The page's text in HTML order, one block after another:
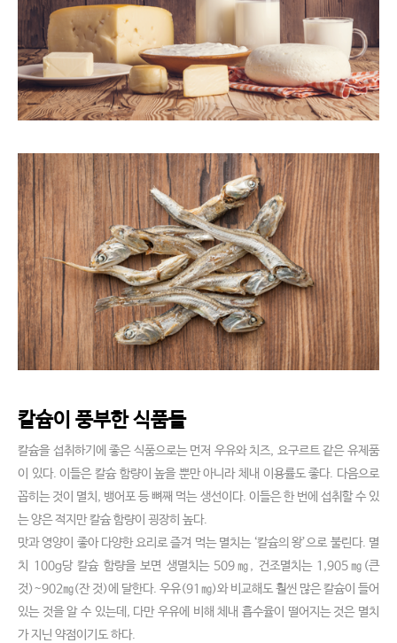
칼슘이 풍부한 식품들
칼슘을 섭취하기에 좋은 식품으로는 먼저 우유와 치즈, 요구르트 같은 유제품
이 있다. 이들은 칼슘 함량이 높을 뿐만 아니라 체내 이용률도 좋다. 다음으로
꼽히는 것이 멸치, 뱅어포 등 뼈째 먹는 생선이다. 이들은 한 번에 섭취할 수 있
는 양은 적지만 칼슘 함량이 굉장히 높다.
맛과 영양이 좋아 다양한 요리로 즐겨 먹는 멸치는 ‘칼슘의 왕’으로 불린다. 멸
치 100g당 칼슘 함량을 보면 생멸치는 509㎎, 건조멸치는 1,905㎎(큰
것)~902㎎(잔 것)에 달한다. 우유(91㎎)와 비교해도 훨씬 많은 칼슘이 들어
있는 것을 알 수 있는데, 다만 우유에 비해 체내 흡수율이 떨어지는 것은 멸치
가 지닌 약점이기도 하다.